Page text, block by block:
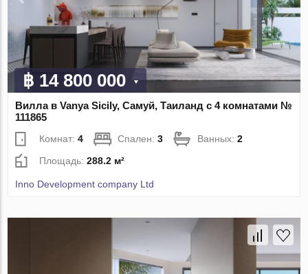
฿ 14 800 000
Вилла в Vanya Sicily, Самуй, Таиланд с 4 комнатами №
111865
Комнат:4 Спален:3 Ванных:2
Площадь:288.2 м²
Inno Development company Ltd